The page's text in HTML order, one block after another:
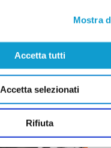
Mostra
Accetta tutti
Accetta selezionati
Rifiuta